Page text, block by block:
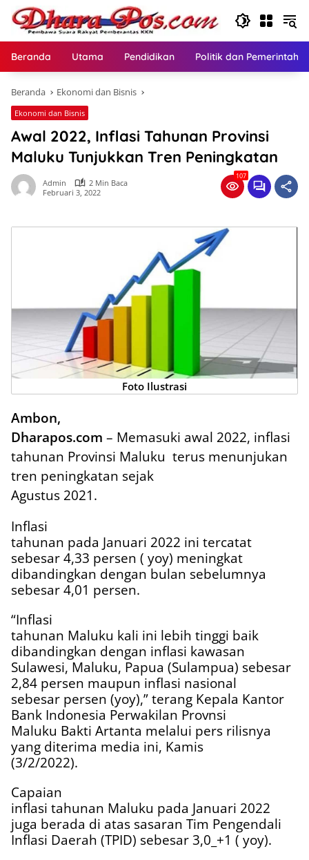
Langsung
konten
Beranda Utama Pendidikan Politik dan
Beranda Ekonomi dan Bisnis
Ekonomi dan Bisnis
Awal 2022, Inflasi Tahunan Provinsi
Maluku Tunjukkan Tren Peningkatan
Admin
2 Min Baca
Februari 3, 2022
107
Foto Ilustrasi
Ambon,
Dharapos.com – Memasuki awal 2022, inflasi
tahunan Provinsi Maluku terus menunjukan
tren peningkatan sejak
Agustus 2021.
Inflasi
tahunan pada Januari 2022 ini tercatat
sebesar 4,33 persen ( yoy) meningkat
dibandingkan dengan bulan sebelumnya
sebesar 4,01 persen.
“Inflasi
tahunan Maluku kali ini lebih tinggi baik
dibandingkan dengan inflasi kawasan
Sulawesi, Maluku, Papua (Sulampua) sebesar
2,84 persen maupun inflasi nasional
sebesar persen (yoy),” terang Kepala Kantor
Bank Indonesia Perwakilan Provnsi
Maluku Bakti Artanta melalui pers rilisnya
yang diterima media ini, Kamis
(3/2/2022).
Capaian
inflasi tahunan Maluku pada Januari 2022
juga berada di atas sasaran Tim Pengendali
Inflasi Daerah (TPID) sebesar 3,0_+1 ( yoy).